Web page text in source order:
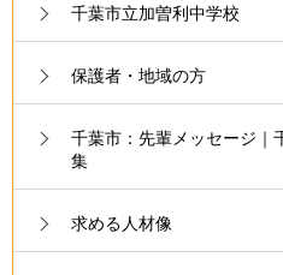
千葉市立加曽利中学校
保護者・地域の方
千葉市：先輩メッセージ｜
集
求める人材像